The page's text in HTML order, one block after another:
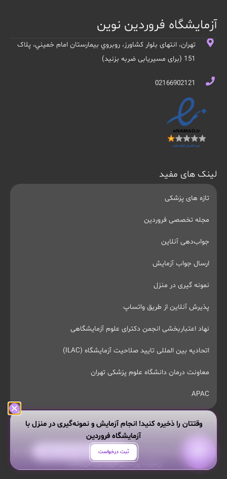
هر سوالی داری از من بپرس!
آزمایشگاه فروردین نوین
تهران، انتهای بلوار کشاورز، روبروي بيمارستان امام خميني، پلاک
151 (برای مسیریابی ضربه بزنید)
02166902121
لینک های مفید
تازه های پزشکی
مجله تخصصی فروردین
جواب‌دهی آنلاین
ارسال جواب آزمایش
نمونه گیری در منزل
پذیرش آنلاین از طریق واتساپ
نهاد اعتباربخشی انجمن دکترای علوم آزمایشگاهی
اتحادیه بین المللی تایید صلاحیت آزمایشگاه (ILAC)
معاونت درمان دانشگاه علوم پزشکی تهران
APAC
تمام حقوق این وبسایت محفوظ و مربوط به آزمایشگاه پاتوبیولوژی و
ژنتیک پزشکی فروردین می‌باشد.
وقتتان را ذخیره کنید! انجام آزمایش و نمونه‌گیری در منزل با
آزمایشگاه فروردین
ثبت درخواست